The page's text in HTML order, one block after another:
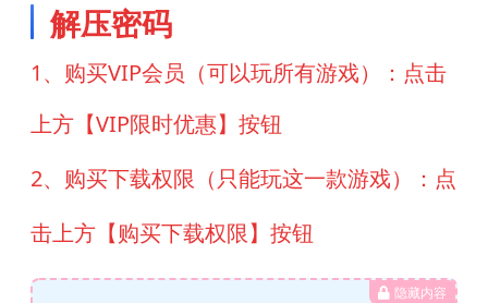
解压密码
1、购买VIP会员（可以玩所有游戏）：点击
上方【VIP限时优惠】按钮
2、购买下载权限（只能玩这一款游戏）：点
击上方【购买下载权限】按钮
隐藏内容